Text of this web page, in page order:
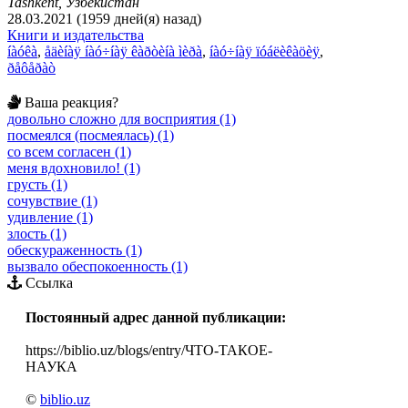
28.03.2021 (1959 дней(я) назад)
Книги и издательства
íàóêà, åäèíàÿ íàó÷íàÿ êàðòèíà ìèðà, íàó÷íàÿ ïóáëèêàöèÿ,
ðåôåðàò
Ваша реакция?
довольно сложно для восприятия (1)
посмеялся (посмеялась) (1)
со всем согласен (1)
меня вдохновило! (1)
грусть (1)
сочувствие (1)
удивление (1)
злость (1)
обескураженность (1)
вызвало обеспокоенность (1)
Ссылка
Постоянный адрес данной публикации:
https://biblio.uz/blogs/entry/ЧТО-ТАКОЕ-
НАУКА
© biblio.uz